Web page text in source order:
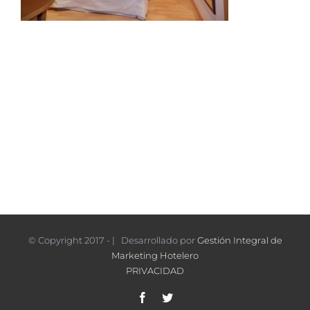
© Copyright 2017 - | Desarrollado porGestión Integral de
Marketing Hotelero
PRIVACIDAD
FacebookTwitter